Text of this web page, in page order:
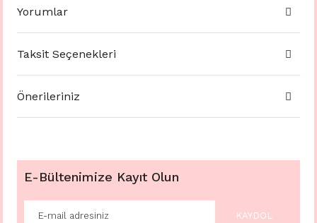
Yorumlar
Taksit Seçenekleri
Önerileriniz
E-Bültenimize Kayıt Olun
KAYDOL